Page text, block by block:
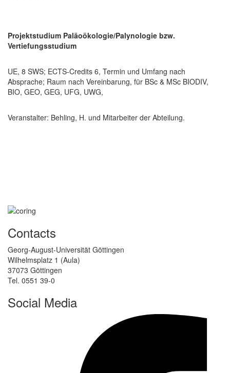
Projektstudium Paläoökologie/Palynologie bzw.
Vertiefungsstudium
UE, 8 SWS; ECTS-Credits 6, Termin und Umfang nach
Absprache; Raum nach Vereinbarung, für BSc & MSc BIODIV,
BIO, GEO, GEG, UFG, UWG,
Veranstalter: Behling, H. und Mitarbeiter der Abteilung.
Contacts
Georg-August-Universität Göttingen
Wilhelmsplatz 1 (Aula)
37073 Göttingen
Tel. 0551 39-0
Social Media